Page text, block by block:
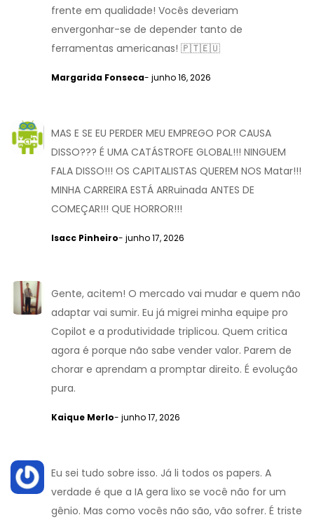
frente em qualidade! Vocês deveriam
envergonhar-se de depender tanto de
ferramentas americanas! 🇵🇹🇪🇺
Margarida Fonseca- junho 16, 2026
MAS E SE EU PERDER MEU EMPREGO POR CAUSA
DISSO??? É UMA CATÁSTROFE GLOBAL!!! NINGUEM
FALA DISSO!!! OS CAPITALISTAS QUEREM NOS Matar!!!
MINHA CARREIRA ESTÁ ARRuinada ANTES DE
COMEÇAR!!! QUE HORROR!!!
Isacc Pinheiro- junho 17, 2026
Gente, acitem! O mercado vai mudar e quem não
adaptar vai sumir. Eu já migrei minha equipe pro
Copilot e a produtividade triplicou. Quem critica
agora é porque não sabe vender valor. Parem de
chorar e aprendam a promptar direito. É evolução
pura.
Kaique Merlo- junho 17, 2026
Eu sei tudo sobre isso. Já li todos os papers. A
verdade é que a IA gera lixo se você não for um
gênio. Mas como vocês não são, vão sofrer. É triste